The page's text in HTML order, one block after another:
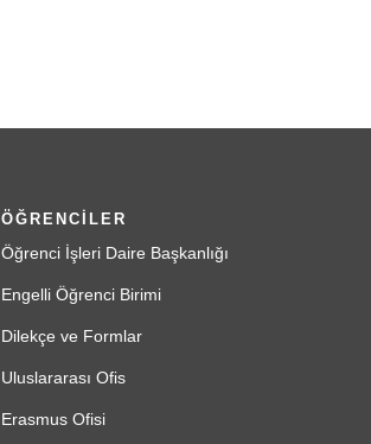
ÖĞRENCİLER
Öğrenci İşleri Daire Başkanlığı
Engelli Öğrenci Birimi
Dilekçe ve Formlar
Uluslararası Ofis
Erasmus Ofisi